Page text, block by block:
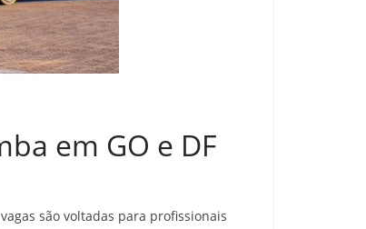
em GO e DF
são voltadas para profissionais